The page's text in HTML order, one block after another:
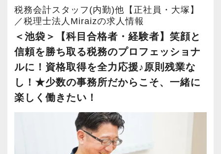
退職金制度（勤続3年以上）に加え、個人の資産
形成を国が後押しする【企業型確定拠出年金
（企業型DC）】もいち早く導入しました。
スタッフが「今」も「将来」も安心して人生設
計を描ける環境を整えています。
駒込駅から徒歩2分という抜群の立地にある、快
適で綺麗なオフィスです。
安定した環境で、私たちと一緒に新しい一歩を
踏み出しませんか？あなたからのご応募を、所
員一同、心より楽しみにしています！
勉強スケジュールに合わせた柔軟な働き方が可
能です。
また、有給休暇の取得率も80％以上を誇り、試
験前やプライベートの旅行など、お互いに休み
をフォローし合う文化が根付いています。
―――【3】 豊富な法人案件で、どこでも通用
する実務能力が身につく
当事務所の顧問先は、IT、飲食、小売、不動
産、建設、製造業など、非常にバラエティ豊か
迎えするアシスタント（パート・アルバイト）
のメンバーが不安なく、心から安心して長く活
躍できるよう、職場環境の改善とサポート体制
の構築に本気で取り組んでいます。
当事務所が誇る「4つの魅力」をご紹介します。
―――【1】 家庭や勉強との両立を応援！「柔
軟なシフト・お休み相談」
パート・アルバイトの方にとって、最も大切な
のは「無理なく続けられること」だと考えてい
税務会計スタッフ(内勤)他【正社員・大塚】
／税理士法人Miraizの求人情報
＜池袋＞【科目合格者・経験者】笑顔と
信頼を勝ち取る税務のプロフェッショナ
ルに！資格取得を全力応援♪原則残業な
し！★少数の事務所だからこそ、一緒に
楽しく働きたい！